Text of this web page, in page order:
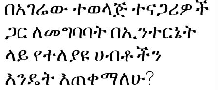
በአገሬው ተወላጅ ተናጋሪዎች
ጋር ለመግባባት በኢንተርኔት
ላይ የተለያዩ ሀብቶችን
እንዴት እጠቀማለሁ?